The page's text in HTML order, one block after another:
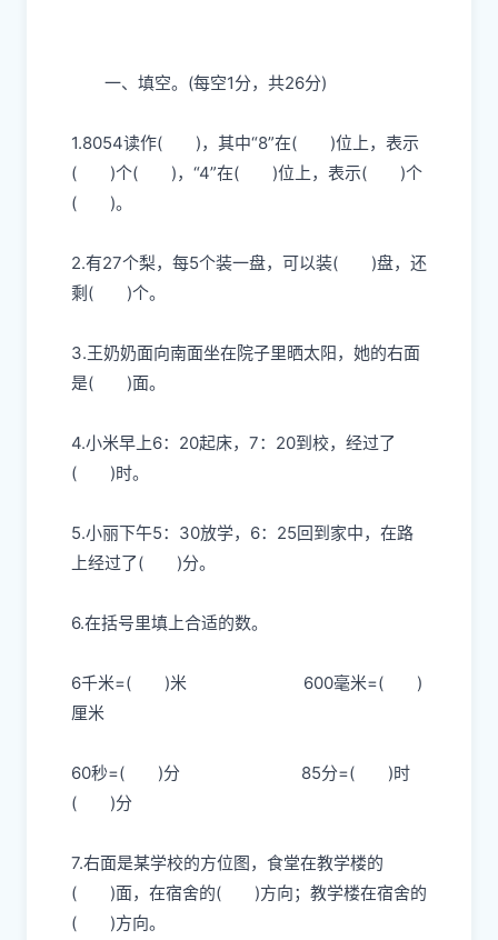
一、填空。(每空1分，共26分)
1.8054读作( )，其中“8”在( )位上，表示
( )个( )，“4”在( )位上，表示( )个
( )。
2.有27个梨，每5个装一盘，可以装( )盘，还
剩( )个。
3.王奶奶面向南面坐在院子里晒太阳，她的右面
是( )面。
4.小米早上6：20起床，7：20到校，经过了
( )时。
5.小丽下午5：30放学，6：25回到家中，在路
上经过了( )分。
6.在括号里填上合适的数。
6千米=( )米 600毫米=( )
厘米
60秒=( )分 85分=( )时
( )分
7.右面是某学校的方位图，食堂在教学楼的
( )面，在宿舍的( )方向；教学楼在宿舍的
( )方向。